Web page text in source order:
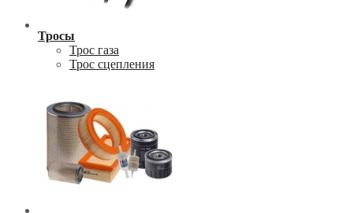
Тросы
Трос газа
Трос сцепления